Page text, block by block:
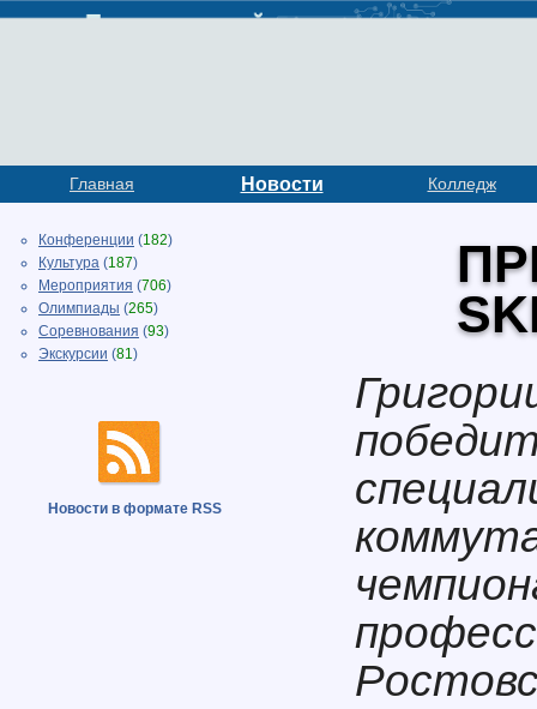
Главная Новости Колледж
Конференции (182)
Культура (187)
Мероприятия (706)
Олимпиады (265)
Соревнования (93)
Экскурсии (81)
Новости в формате RSS